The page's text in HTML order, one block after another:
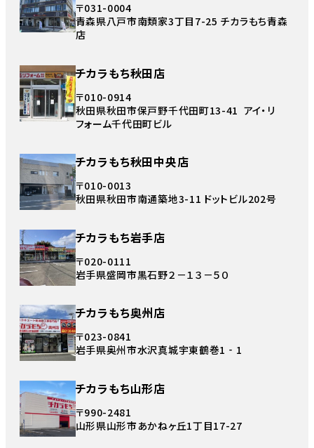
〒031-0004
青森県八戸市南類家3丁目7-25 チカラもち青森
店
チカラもち秋田店
〒010-0914
秋田県秋田市保戸野千代田町13-41 アイ・リ
フォーム千代田町ビル
チカラもち秋田中央店
〒010-0013
秋田県秋田市南通築地3-11 ドットビル202号
チカラもち岩手店
〒020-0111
岩手県盛岡市黒石野２－１３－５０
チカラもち奥州店
〒023-0841
岩手県奥州市水沢真城宇東鶴巻1‐1
チカラもち山形店
〒990-2481
山形県山形市あかねヶ丘1丁目17-27